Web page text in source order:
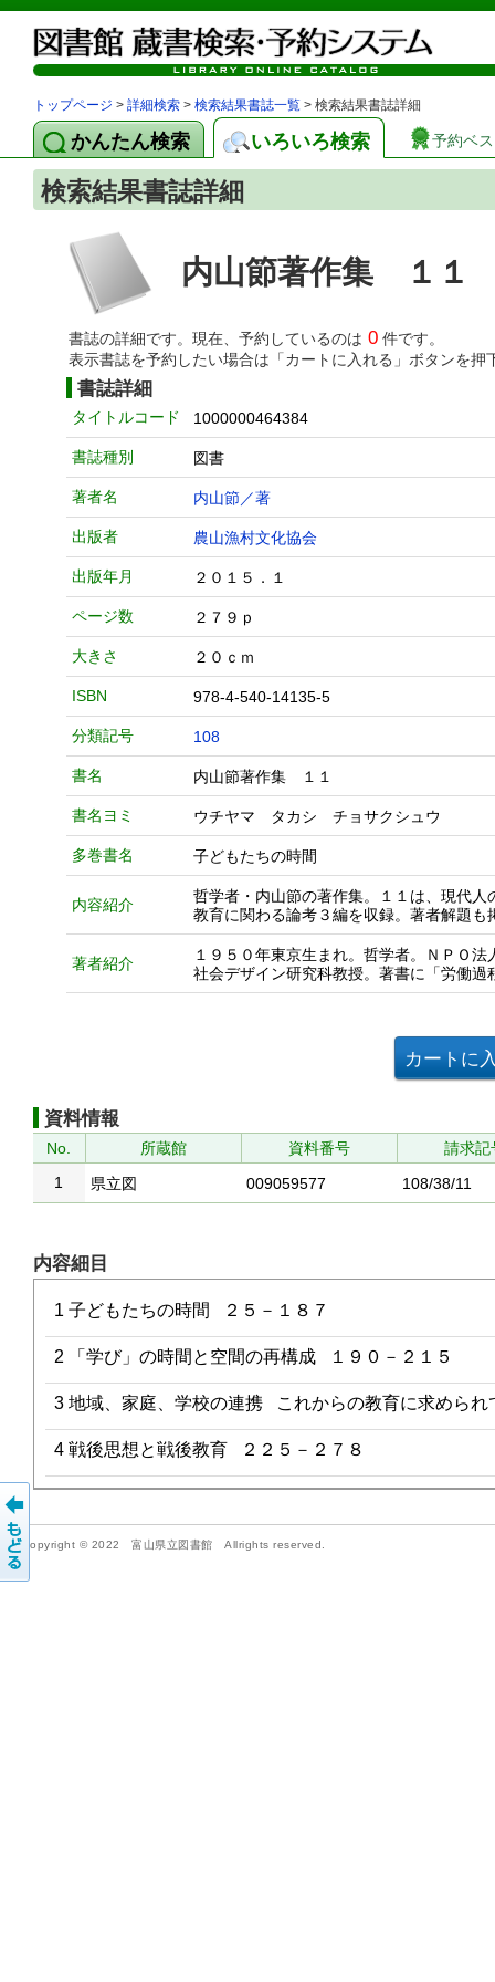
トップページ > 詳細検索 > 検索結果書誌一覧 > 検索結果書誌詳細
かんたん検索 いろいろ検索 予約ベ
検索結果書誌詳細
内山節著作集 １１
書誌の詳細です。現在、予約しているのは 0 件です。
表示書誌を予約したい場合は「カートに入れる」ボタンを押
書誌詳細
タイトルコード 1000000464384
書誌種別 図書
著者名 内山節／著
出版者 農山漁村文化協会
出版年月 ２０１５．１
ページ数 ２７９ｐ
大きさ ２０ｃｍ
ISBN 978-4-540-14135-5
分類記号 108
書名 内山節著作集 １１
書名ヨミ ウチヤマ タカシ チョサクシュウ
多巻書名 子どもたちの時間
内容紹介
哲学者・内山節の著作集。１１は、現代
教育に関わる論考３編を収録。著者解題も
著者紹介
１９５０年東京生まれ。哲学者。ＮＰＯ
社会デザイン研究科教授。著書に「労働過
資料情報
No. 所蔵館 資料番号
請求記
1
県立図 009059577 108/38/11
内容細目
1 子どもたちの時間 ２５－１８７
2 「学び」の時間と空間の再構成 １９０－２１５
3 地域、家庭、学校の連携 これからの教育に求めら
4 戦後思想と戦後教育 ２２５－２７８
Copyright © 2022 富山県立図書館 Allrights reserved.